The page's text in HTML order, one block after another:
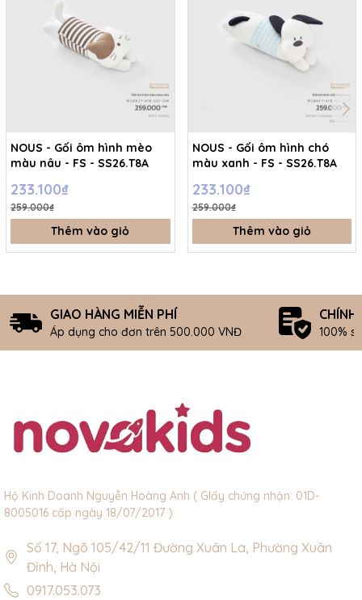
NOUS - Gối ôm hình mèo
màu nâu - FS - SS26.T8A
233.100₫
259.000₫
Thêm vào giỏ
NOUS - Gối ôm hình chó
màu xanh - FS - SS26.T8A
233.100₫
259.000₫
Thêm vào giỏ
GIAO HÀNG MIỄN PHÍ
Áp dụng cho đơn trên 500.000 VNĐ
CHÍNH
100%
Hộ Kinh Doanh Nguyễn Hoàng Anh ( GIấy chứng nhận: 01D-
8005016 cấp ngày 18/07/2017 )
Số 17, Ngõ 105/42/11 Đường Xuân La, Phường Xuân
Đỉnh, Hà Nội
0917.053.073